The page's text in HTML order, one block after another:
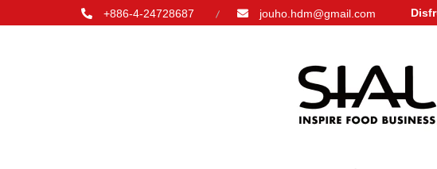
+886-4-24728687 jouho.hdm@gmail.com